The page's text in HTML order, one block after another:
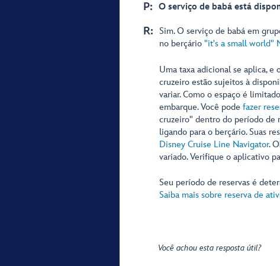
P: O serviço de babá está
R: Sim. O serviço de babá em
no berçário "it's a small world"
Uma taxa adicional se aplica, e
cruzeiro estão sujeitos à
variar. Como o espaço é
embarque. Você pode fazer
cruzeiro" dentro do período de
ligando para o berçário. Suas
Disney Cruise Line Navigator.
variado. Verifique o aplicativo
Seu período de reservas é
Saiba mais sobre reserva de
Você achou esta resposta útil?